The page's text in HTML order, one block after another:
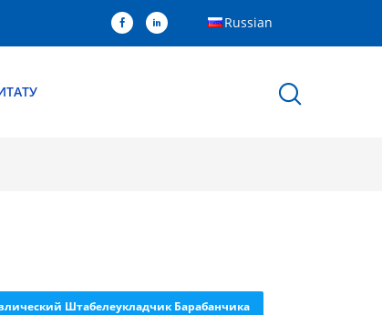
Russian
Штабелеукладчик Барабанчика